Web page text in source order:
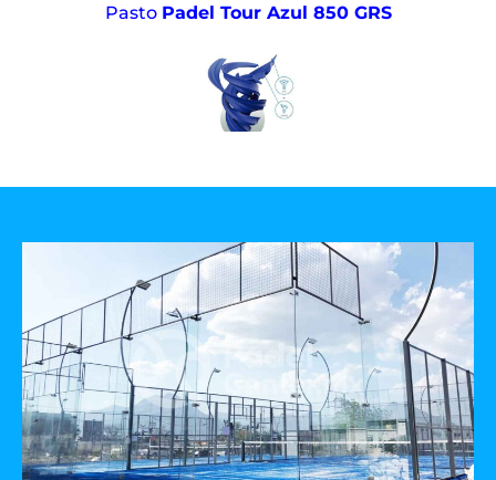
Pasto Padel Tour Azul 850 GRS